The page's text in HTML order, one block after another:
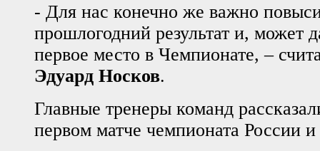
- Для нас конечно же важно
прошлогодний результат и, может
первое место в Чемпионате, –
Эдуард Носков.
Главные тренеры команд
первом матче чемпионата России